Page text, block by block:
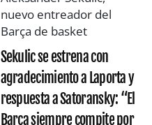
Sekulic se estrena con
agradecimiento a Laporta y
respuesta a Satoransky: “El
Barça siempre compite por